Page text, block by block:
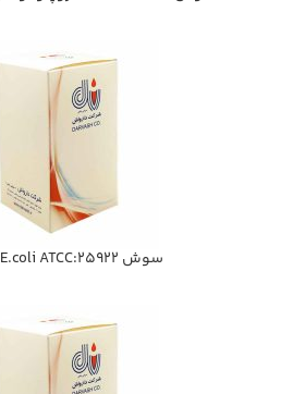
سوش E.coli ATCC:25922 دارواش